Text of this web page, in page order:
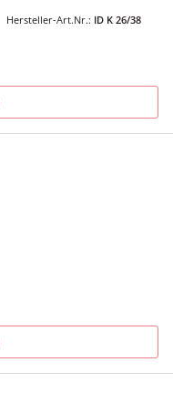
Hersteller-Art.Nr.: ID K 26/38